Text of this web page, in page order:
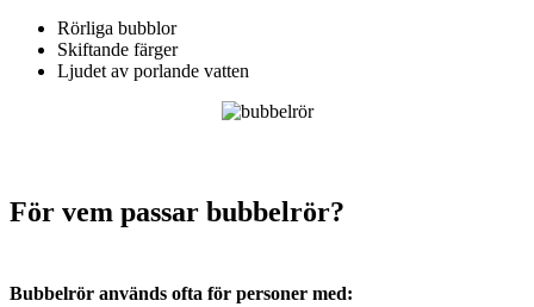
Rörliga bubblor
Skiftande färger
Ljudet av porlande vatten
För vem passar bubbelrör?
Bubbelrör används ofta för personer med: